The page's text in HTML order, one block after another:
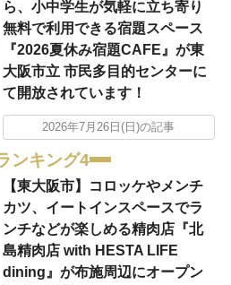
ら、小中学生が気軽に立ち寄り
無料で利用できる宿題スペース
『2026夏休み宿題CAFE』が東
大阪市立 市民多目的センターに
て開放されています！
2026年7月26日(日)の記事
ンキング4
【東大阪市】コロッケやメンチ
カツ、イートインスペースでラ
ンチなどが楽しめる精肉店『北
島精肉店 with HESTA LIFE
dining』が布施周辺にオープン